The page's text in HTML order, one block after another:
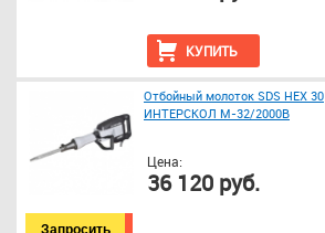
КУПИТЬ
Отбойный молоток SDS HEX 30
ИНТЕРСКОЛ М-32/2000В
Цена:
36 120 руб.
Запросить